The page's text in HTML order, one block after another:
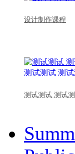
设计制作课程
测试测试 测试